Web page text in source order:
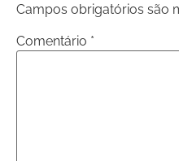
Campos obrigatórios são
Comentário *